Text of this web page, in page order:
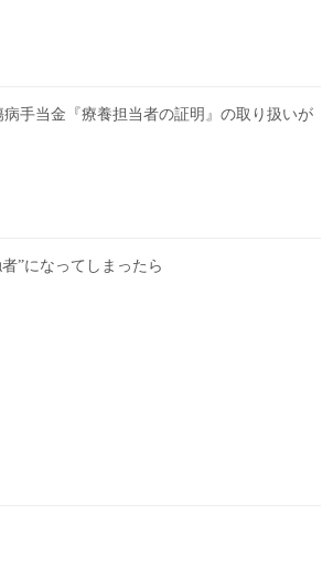
手当金『療養担当者の証明』の取り扱いが
”になってしまったら